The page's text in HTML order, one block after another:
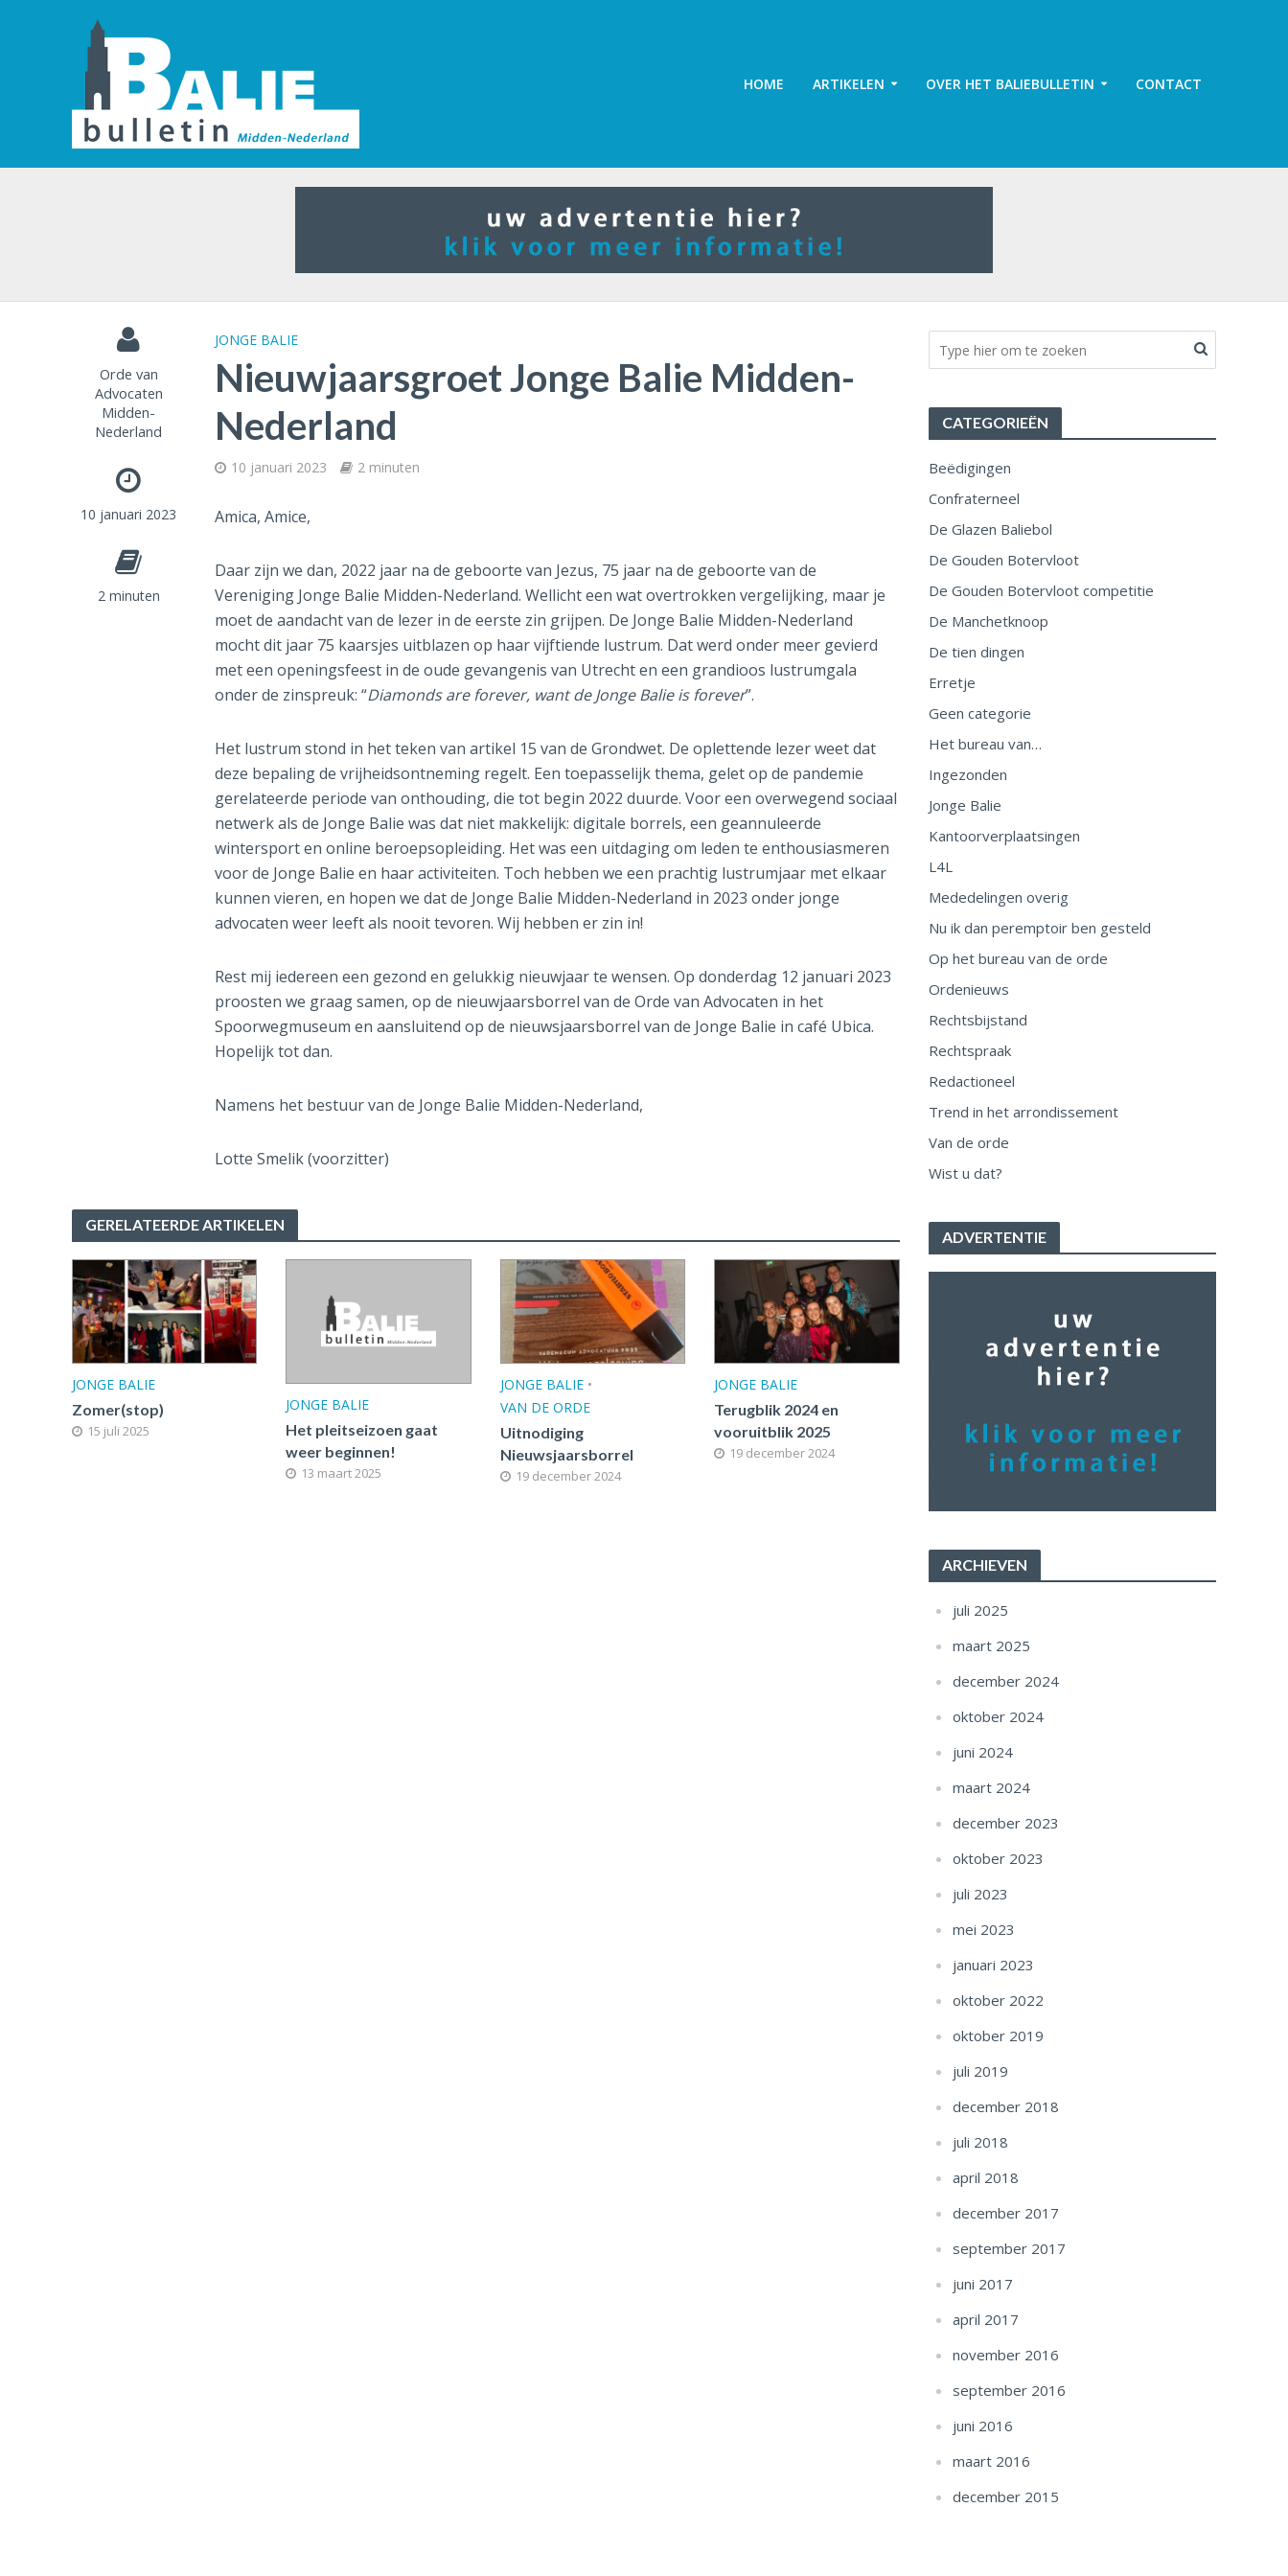
HOME ARTIKELEN OVER HET BALIEBULLETIN CONTACT
Orde van
Advocaten
Midden-
Nederland
10 januari 2023
2 minuten
JONGE BALIE
Nieuwjaarsgroet Jonge Balie Midden-
Nederland
10 januari 2023 2 minuten
Amica, Amice,
Daar zijn we dan, 2022 jaar na de geboorte van Jezus, 75 jaar na de geboorte van de
Vereniging Jonge Balie Midden-Nederland. Wellicht een wat overtrokken vergelijking, maar je
moet de aandacht van de lezer in de eerste zin grijpen. De Jonge Balie Midden-Nederland
mocht dit jaar 75 kaarsjes uitblazen op haar vijftiende lustrum. Dat werd onder meer gevierd
met een openingsfeest in de oude gevangenis van Utrecht en een grandioos lustrumgala
onder de zinspreuk: “Diamonds are forever, want de Jonge Balie is forever”.
Het lustrum stond in het teken van artikel 15 van de Grondwet. De oplettende lezer weet dat
deze bepaling de vrijheidsontneming regelt. Een toepasselijk thema, gelet op de pandemie
gerelateerde periode van onthouding, die tot begin 2022 duurde. Voor een overwegend sociaal
netwerk als de Jonge Balie was dat niet makkelijk: digitale borrels, een geannuleerde
wintersport en online beroepsopleiding. Het was een uitdaging om leden te enthousiasmeren
voor de Jonge Balie en haar activiteiten. Toch hebben we een prachtig lustrumjaar met elkaar
kunnen vieren, en hopen we dat de Jonge Balie Midden-Nederland in 2023 onder jonge
advocaten weer leeft als nooit tevoren. Wij hebben er zin in!
Rest mij iedereen een gezond en gelukkig nieuwjaar te wensen. Op donderdag 12 januari 2023
proosten we graag samen, op de nieuwjaarsborrel van de Orde van Advocaten in het
Spoorwegmuseum en aansluitend op de nieuwsjaarsborrel van de Jonge Balie in café Ubica.
Hopelijk tot dan.
Namens het bestuur van de Jonge Balie Midden-Nederland,
Lotte Smelik (voorzitter)
GERELATEERDE ARTIKELEN
JONGE BALIE
Zomer(stop)
15 juli 2025
JONGE BALIE
Het pleitseizoen gaat
weer beginnen!
13 maart 2025
JONGE BALIE •
VAN DE ORDE
Uitnodiging
Nieuwsjaarsborrel
19 december 2024
JONGE BALIE
Terugblik 2024 en
vooruitblik 2025
19 december 2024
CATEGORIEËN
Beëdigingen
Confraterneel
De Glazen Baliebol
De Gouden Botervloot
De Gouden Botervloot competitie
De Manchetknoop
De tien dingen
Erretje
Geen categorie
Het bureau van…
Ingezonden
Jonge Balie
Kantoorverplaatsingen
L4L
Mededelingen overig
Nu ik dan peremptoir ben gesteld
Op het bureau van de orde
Ordenieuws
Rechtsbijstand
Rechtspraak
Redactioneel
Trend in het arrondissement
Van de orde
Wist u dat?
ADVERTENTIE
ARCHIEVEN
juli 2025
maart 2025
december 2024
oktober 2024
juni 2024
maart 2024
december 2023
oktober 2023
juli 2023
mei 2023
januari 2023
oktober 2022
oktober 2019
juli 2019
december 2018
juli 2018
april 2018
december 2017
september 2017
juni 2017
april 2017
november 2016
september 2016
juni 2016
maart 2016
december 2015